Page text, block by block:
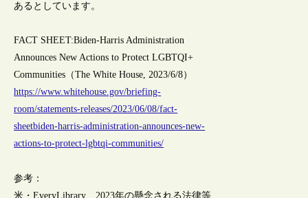
あるとしています。
FACT SHEET:Biden-⁠Harris Administration
Announces New Actions to Protect LGBTQI+
Communities（The White House, 2023/6/8）
https://www.whitehouse.gov/briefing-
room/statements-releases/2023/06/08/fact-
sheetbiden-harris-administration-announces-new-
actions-to-protect-lgbtqi-communities/
参考：
米・EveryLibrary、2023年の懸念される法律等